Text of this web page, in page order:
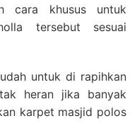
cara khusus untuk
tersebut sesuai
untuk di rapihkan
heran jika banyak
karpet masjid polos